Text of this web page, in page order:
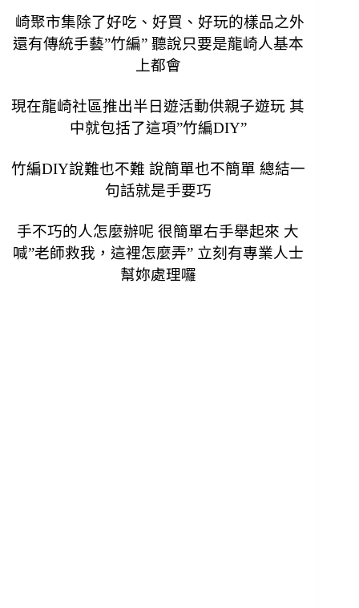
崎聚市集除了好吃、好買、好玩的樣品之外
還有傳統手藝”竹編” 聽說只要是龍崎人基本
上都會
現在龍崎社區推出半日遊活動供親子遊玩 其
中就包括了這項”竹編DIY”
竹編DIY說難也不難 說簡單也不簡單 總結一
句話就是手要巧
手不巧的人怎麼辦呢 很簡單右手舉起來 大
喊”老師救我，這裡怎麼弄” 立刻有專業人士
幫妳處理囉